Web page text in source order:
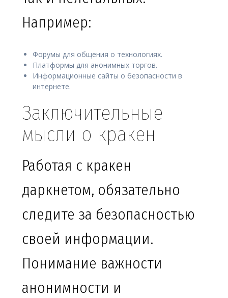
Например:
Форумы для общения о технологиях.
Платформы для анонимных торгов.
Информационные сайты о безопасности в
интернете.
Заключительные
мысли о кракен
Работая с кракен
даркнетом, обязательно
следите за безопасностью
своей информации.
Понимание важности
анонимности и